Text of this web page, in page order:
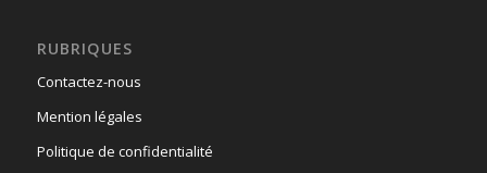
RUBRIQUES
Contactez-nous
Mention légales
Politique de confidentialité